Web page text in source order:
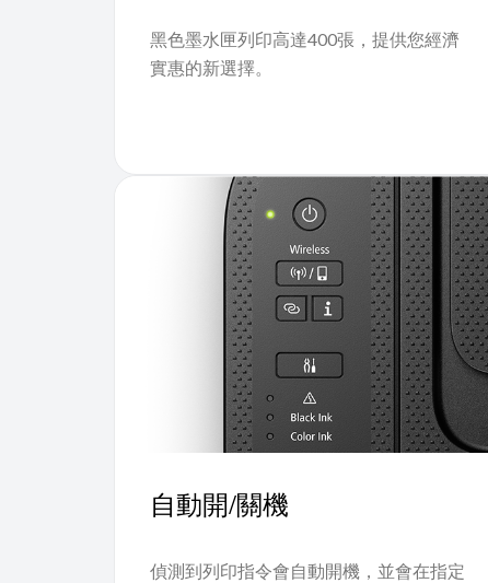
黑色墨水匣列印高達400張，提供您經濟
實惠的新選擇。
自動開/關機
偵測到列印指令會自動開機，並會在指定